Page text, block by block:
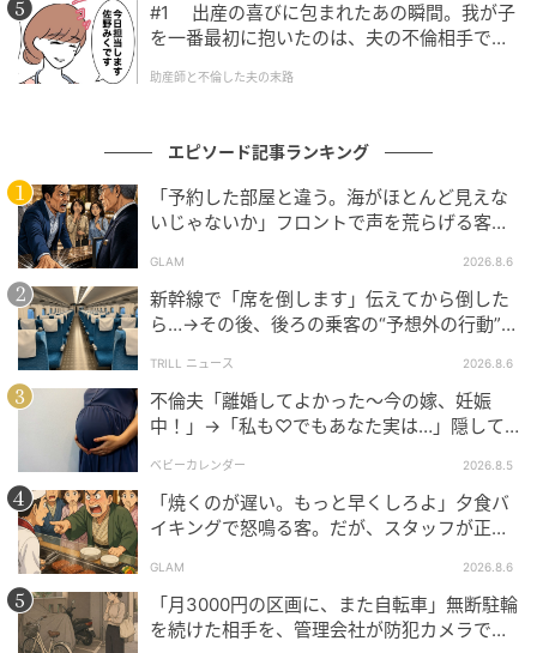
#1 出産の喜びに包まれたあの瞬間。我が子
を一番最初に抱いたのは、夫の不倫相手でし
助産師と不倫した夫の末路
エピソード記事ランキング
「予約した部屋と違う。海がほとんど見えな
いじゃないか」フロントで声を荒らげる客。
GLAM 2026.8.6
新幹線で「席を倒します」伝えてから倒した
ら…→その後、後ろの乗客の“予想外の行動”に
TRILL ニュース 2026.8.6
不倫夫「離婚してよかった〜今の嫁、妊娠
中！」→「私も♡でもあなた実は…」隠して
ベビーカレンダー 2026.8.5
「焼くのが遅い。もっと早くしろよ」夕食バ
イキングで怒鳴る客。だが、スタッフが正論
GLAM 2026.8.6
「月3000円の区画に、また自転車」無断駐輪
を続けた相手を、管理会社が防犯カメラで特